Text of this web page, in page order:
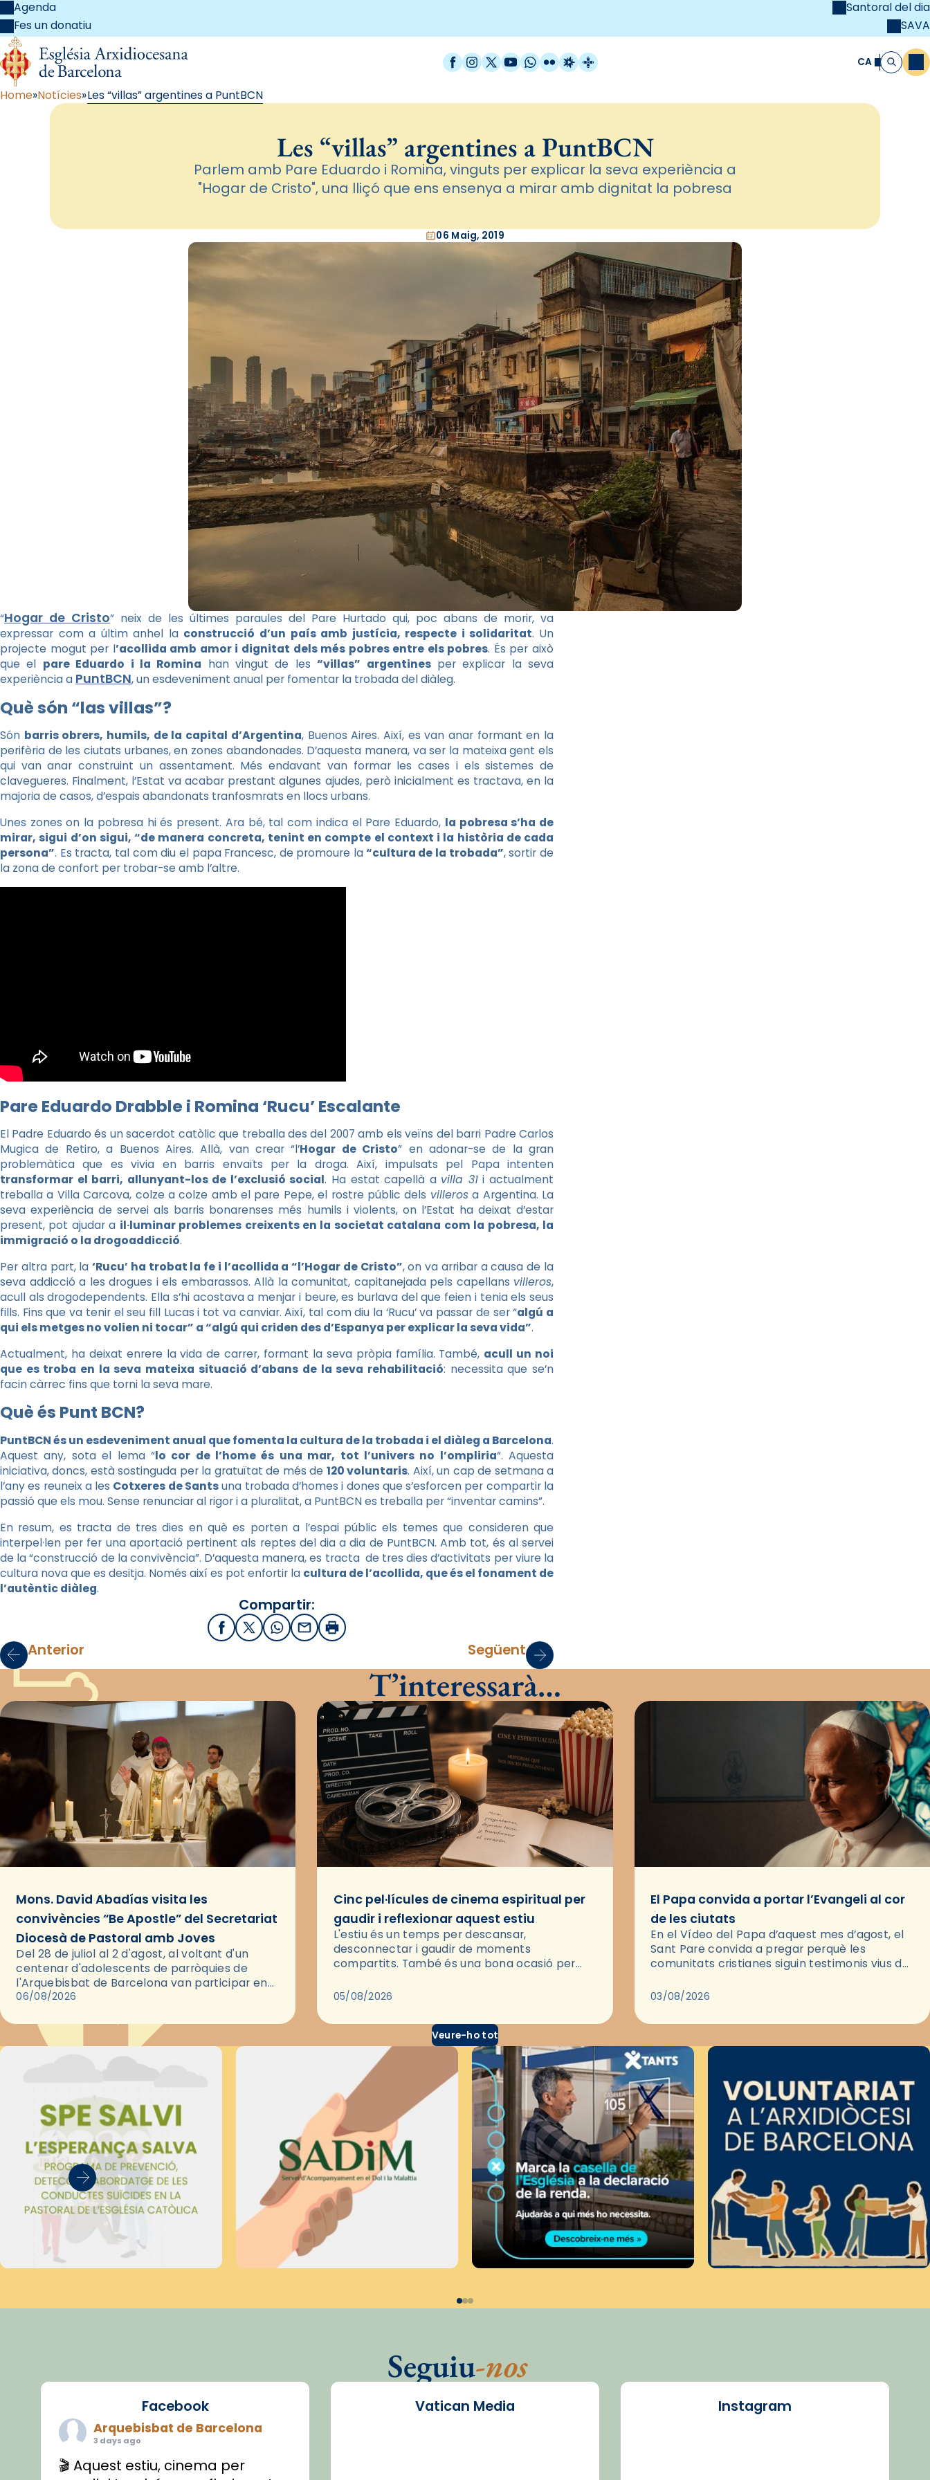
Agenda
Fes un donatiu
Santoral del dia
SAVA
Facebook
Instagram
X / Twitter
YouTube
WhatsApp
FlickrRadio Estel
Catalunya Cristiana CA Cerca
Home Notícies Les “villas” argentines a PuntBCN
Les “villas” argentines a PuntBCN
Parlem amb Pare Eduardo i Romina, vinguts per explicar la seva experiència a
"Hogar de Cristo", una lliçó que ens ensenya a mirar amb dignitat la pobresa
06 Maig, 2019
“Hogar de Cristo” neix de les últimes paraules del Pare Hurtado qui, poc abans de morir, va
expressar com a últim anhel la construcció d’un país amb justícia, respecte i solidaritat. Un
projecte mogut per l’acollida amb amor i dignitat dels més pobres entre els pobres. És per això
que el pare Eduardo i la Romina han vingut de les“villas” argentinesper explicar la seva
experiència a PuntBCN, un esdeveniment anual per fomentar la trobada del diàleg.
Què són “las villas”?
Són barris obrers, humils, de la capital d’Argentina, Buenos Aires. Així, es van anar formant en la
perifèria de les ciutats urbanes, en zones abandonades. D’aquesta manera, va ser la mateixa gent els
qui van anar construint un assentament. Més endavant van formar les cases i els sistemes de
clavegueres. Finalment, l’Estat va acabar prestant algunes ajudes, però inicialment es tractava, en la
majoria de casos, d’espais abandonats tranfosmrats en llocs urbans.
Unes zones on la pobresa hi és present. Ara bé, tal com indica el Pare Eduardo, la pobresa s’ha de
mirar, sigui d’on sigui, “de manera concreta, tenint en compte el context i la història de cada
persona”. Es tracta, tal com diu el papa Francesc, de promoure la“cultura de la trobada”, sortir de
la zona de confort per trobar-se amb l’altre.
Pare Eduardo Drabble i Romina ‘Rucu’ Escalante
El Padre Eduardo és un sacerdot catòlic que treballa des del 2007 amb els veïns del barri Padre Carlos
Mugica de Retiro, a Buenos Aires. Allà, van crear “l’Hogar de Cristo” en adonar-se de la gran
problemàtica que es vivia en barris envaïts per la droga. Així, impulsats pel Papa intenten
transformar el barri, allunyant-los de l’exclusió social. Ha estat capellà a villa 31i actualment
treballa a Villa Carcova, colze a colze amb el pare Pepe, el rostre públic dels villerosa Argentina. La
seva experiència de servei als barris bonarenses més humils i violents, on l’Estat ha deixat d’estar
present, pot ajudar a il·luminar problemes creixents en la societat catalana com la pobresa, la
immigració o la drogoaddicció.
Per altra part, la‘Rucu’ ha trobat la fe i l’acollida a “l’Hogar de Cristo”, on va arribar a causa de la
seva addicció a les drogues i els embarassos. Allà la comunitat, capitanejada pels capellans villeros,
acull als drogodependents. Ella s’hi acostava a menjar i beure, es burlava del que feien i tenia els seus
fills. Fins que va tenir el seu fill Lucas i tot va canviar. Així, tal com diu la ‘Rucu’ va passar de ser “algú a
qui els metges no volien ni tocar” a “algú qui criden des d’Espanya per explicar la seva vida”.
Actualment, ha deixat enrere la vida de carrer, formant la seva pròpia família. També, acull un noi
que es troba en la seva mateixa situació d’abans de la seva rehabilitació: necessita que se’n
facin càrrec fins que torni la seva mare.
Què és Punt BCN?
PuntBCN és un esdeveniment anual que fomenta la cultura de la trobada i el diàleg a Barcelona.
Aquest any, sota el lema “lo cor de l’home és una mar, tot l’univers no l’ompliria“. Aquesta
iniciativa, doncs, està sostinguda per la gratuïtat de més de 120 voluntaris. Així, un cap de setmana a
l’any es reuneix a les Cotxeres de Santsuna trobada d’homes i dones que s’esforcen per compartir la
passió que els mou. Sense renunciar al rigor i a pluralitat, a PuntBCN es treballa per “inventar camins”.
En resum, es tracta de tres dies en què es porten a l’espai públic els temes que consideren que
interpel·len per fer una aportació pertinent als reptes del dia a dia de PuntBCN. Amb tot, és al servei
de la “construcció de la convivència”. D’aquesta manera, es tracta de tres dies d’activitats per viure la
cultura nova que es desitja. Només així es pot enfortir la cultura de l’acollida, que és el fonament de
l’autèntic diàleg.
Compartir:
FacebookX / Twitter
WhatsApp
EmailImprimir
Anterior Següent
T’interessarà…
Mons. David Abadías visita les
convivències “Be Apostle” del Secretariat
Diocesà de Pastoral amb Joves
Del 28 de juliol al 2 d'agost, al voltant d'un
centenar d'adolescents de parròquies de
l'Arquebisbat de Barcelona van participar en
les convivències Be Apostle, organitzades pel
06/08/2026
Cinc pel·lícules de cinema espiritual per
gaudir i reflexionar aquest estiu
L'estiu és un temps per descansar,
desconnectar i gaudir de moments
compartits. També és una bona ocasió per
través del cinema, reflexionar sobre les…
05/08/2026
El Papa convida a portar l’Evangeli al cor
de les ciutats
En el Vídeo del Papa d’aquest mes d’agost, el
Sant Pare convida a pregar perquè les
comunitats cristianes siguin testimonis vius de
pregària, el…
03/08/2026
Veure-ho tot
Seguiu-nos
Facebook
Arquebisbat de Barcelona
3 days ago
🎬 Aquest estiu, cinema per
Vatican Media Instagram